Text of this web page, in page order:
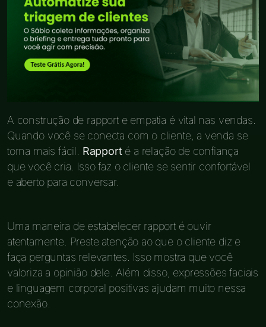
A construção de rapport e empatia é vital nas vendas.
Quando você se conecta com o cliente, a venda se
torna mais fácil. Rapporté a relação de confiança
que você cria. Isso faz o cliente se sentir confortável
e aberto para conversar.
Uma maneira de estabelecer rapport é ouvir
atentamente. Preste atenção ao que o cliente diz e
faça perguntas relevantes. Isso mostra que você
valoriza a opinião dele. Além disso, expressões faciais
e linguagem corporal positivas ajudam muito nessa
conexão.